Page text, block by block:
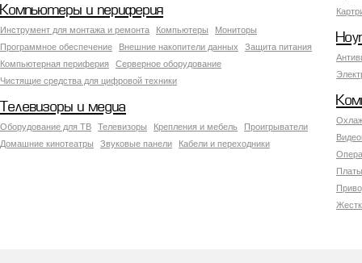
Компьютеры и периферия
Инструмент для монтажа и ремонта Компьютеры
Мониторы
Программное обеспечение
Внешние накопители данных
Защита питания
Компьютерная периферия
Серверное оборудование
Чистящие средства для цифровой техники
Телевизоры и медиа
Оборудование для ТВ Телевизоры Крепления и мебель
Проигрыватели
Домашние кинотеатры
Звуковые панели Кабели и переходники